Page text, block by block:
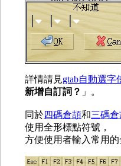
詳情請見gtab自動選字
新增自訂詞？ 」。
同於四碼倉頡和三碼倉
使用全形標點符號，
方便使用者輸入常用的